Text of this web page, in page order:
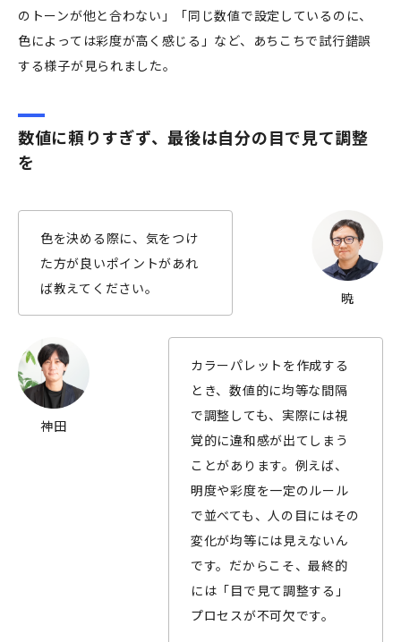
のトーンが他と合わない」「同じ数値で設定しているのに、
色によっては彩度が高く感じる」など、あちこちで試行錯誤
する様子が見られました。
数値に頼りすぎず、最後は自分の目で見て調整
を
暁
色を決める際に、気をつけ
た方が良いポイントがあれ
ば教えてください。
神田
カラーパレットを作成する
とき、数値的に均等な間隔
で調整しても、実際には視
覚的に違和感が出てしまう
ことがあります。例えば、
明度や彩度を一定のルール
で並べても、人の目にはその
変化が均等には見えないん
です。だからこそ、最終的
には「目で見て調整する」
プロセスが不可欠です。